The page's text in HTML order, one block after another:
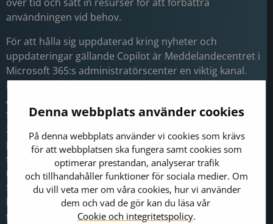
Denna webbplats använder cookies
På denna webbplats använder vi cookies som krävs
för att webbplatsen ska fungera samt cookies som
optimerar prestandan, analyserar trafik
och tillhandahåller funktioner för sociala medier. Om
du vill veta mer om våra cookies, hur vi använder
dem och vad de gör kan du läsa vår
Cookie och integritetspolicy.
användningen vid behov.
För att hålla sig uppdaterad kring nyheter och
uppdateringar gällande Copilot är Meddelandecentret i
Microsoft 365:s administratörscenter en viktig kanal.
Detta gäller generellt för alla tjänster i Microsoft 365.
Även
förändringar i Copilot och hela Microsoft 365.Microsoft
365 Copilot är inte bara ett nytt verktyg; det har
potential att bli en revolution inom produktivitet och
samarbete. Genom att förbereda din organisation
redan nu kan du maximera fördelarna med Copilot
från start. Känns det svårt att få grepp om, eller vill du
ha ett bollplank? Kontakta oss så påbörjar vi AI-resan
tillsammans.